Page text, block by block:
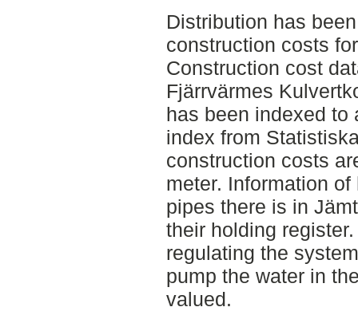
Distribution has
construction costs
Construction cost
Fjärrvärmes
has been indexed to
index from
construction costs
meter. Information
pipes there is in
their holding
regulating the
pump the water in
valued.